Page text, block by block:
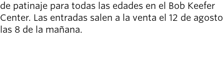
de patinaje para todas las edades en el Bob Keefer
Center. Las entradas salen a la venta el 12 de
las 8 de la mañana.